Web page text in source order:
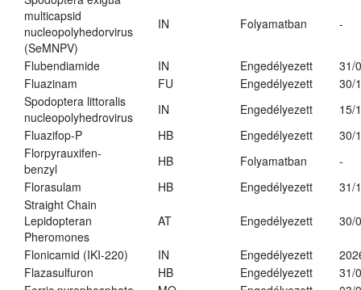
multicapsid
nucleopolyhedorvirus
(SeMNPV)
IN Folyamatban -
Flubendiamide IN Engedélyezett
31/
Fluazinam
FU Engedélyezett
30/
Spodoptera littoralis
nucleopolyhedrovirus
IN Engedélyezett
15/
Fluazifop-P
HB Engedélyezett
30/
Florpyrauxifen-
benzyl
HB Folyamatban
-
Florasulam
HB Engedélyezett
31/
Straight Chain
Lepidopteran
Pheromones
AT Engedélyezett 30/
Flonicamid (IKI-220) IN Engedélyezett
Flazasulfuron
HB Engedélyezett
31/